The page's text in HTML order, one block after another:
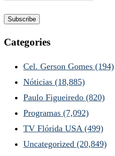
Categories
Cel. Gerson Gomes (194)
Nóticias (18,885)
Paulo Figueiredo (820)
Programas (7,092)
TV Flórida USA (499)
Uncategorized (20,849)